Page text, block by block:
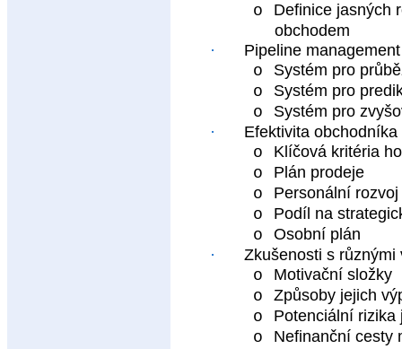
o
Definice jasných
obchodem
·
Pipeline management
o
Systém pro
o
Systém pro
o
Systém pro
·
Efektivita obchodníka
o
Klíčová kritéria
o
Plán prodeje
o
Personální
o
Podíl na
o
Osobní plán
·
Zkušenosti s
o
Motivační složky
o
Způsoby jejich
o
Potenciální rizika
o
Nefinanční cesty